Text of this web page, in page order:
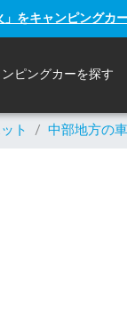
をキャンピングカ
ピングカーを探す
ト / 中部地方の